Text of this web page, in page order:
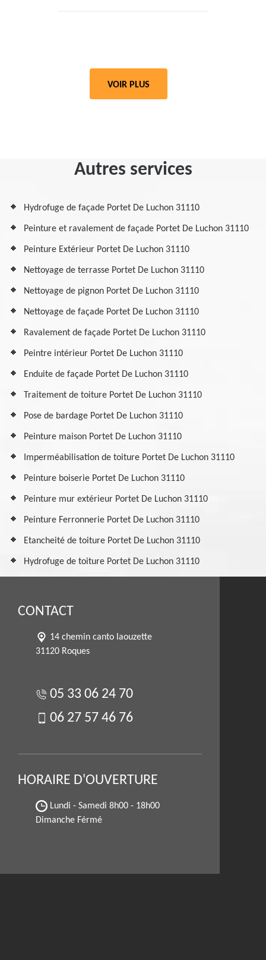
VOIR PLUS
Autres services
Hydrofuge de façade Portet De Luchon 31110
Peinture et ravalement de façade Portet De Luchon 31110
Peinture Extérieur Portet De Luchon 31110
Nettoyage de terrasse Portet De Luchon 31110
Nettoyage de pignon Portet De Luchon 31110
Nettoyage de façade Portet De Luchon 31110
Ravalement de façade Portet De Luchon 31110
Peintre intérieur Portet De Luchon 31110
Enduite de façade Portet De Luchon 31110
Traitement de toiture Portet De Luchon 31110
Pose de bardage Portet De Luchon 31110
Peinture maison Portet De Luchon 31110
Imperméabilisation de toiture Portet De Luchon 31110
Peinture boiserie Portet De Luchon 31110
Peinture mur extérieur Portet De Luchon 31110
Peinture Ferronnerie Portet De Luchon 31110
Etancheité de toiture Portet De Luchon 31110
Hydrofuge de toiture Portet De Luchon 31110
CONTACT
14 chemin canto laouzette
31120 Roques
05 33 06 24 70
06 27 57 46 76
HORAIRE D'OUVERTURE
Lundi - Samedi 8h00 - 18h00
Dimanche Férmé